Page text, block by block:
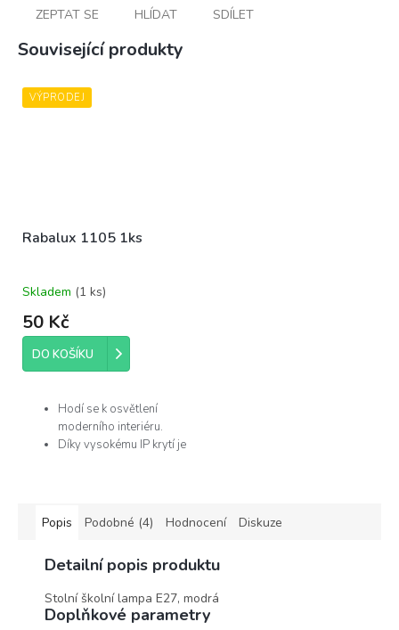
ZEPTAT SE HLÍDAT SDÍLET
Související produkty
VÝPRODEJ
Rabalux 1105 1ks
Skladem (1 ks)
50 Kč
DO KOŠÍKU
Hodí se k osvětlení
moderního interiéru.
Díky vysokému IP krytí je
balení.
Popis Podobné (4) Hodnocení Diskuze
Detailní popis produktu
Stolní školní lampa E27, modrá
Doplňkové parametry